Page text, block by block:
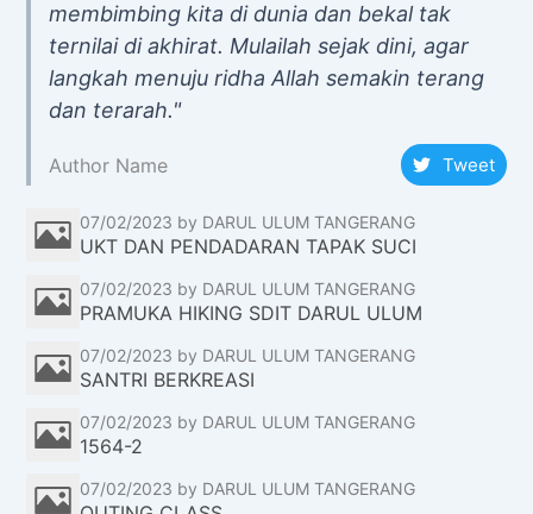
membimbing kita di dunia dan bekal tak
ternilai di akhirat. Mulailah sejak dini, agar
langkah menuju ridha Allah semakin terang
dan terarah."
Author Name Tweet
07/02/2023 by DARUL ULUM TANGERANG
UKT DAN PENDADARAN TAPAK SUCI
07/02/2023 by DARUL ULUM TANGERANG
PRAMUKA HIKING SDIT DARUL ULUM
07/02/2023 by DARUL ULUM TANGERANG
SANTRI BERKREASI
07/02/2023 by DARUL ULUM TANGERANG
1564-2
07/02/2023 by DARUL ULUM TANGERANG